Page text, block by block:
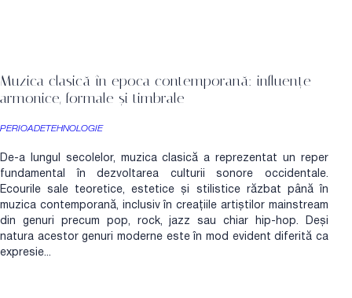
Muzica clasică în epoca contemporană: influențe
armonice, formale și timbrale
PERIOADETEHNOLOGIE
De-a lungul secolelor, muzica clasică a reprezentat un reper
fundamental în dezvoltarea culturii sonore occidentale.
Ecourile sale teoretice, estetice și stilistice răzbat până în
muzica contemporană, inclusiv în creațiile artiștilor mainstream
din genuri precum pop, rock, jazz sau chiar hip-hop. Deși
natura acestor genuri moderne este în mod evident diferită ca
expresie...